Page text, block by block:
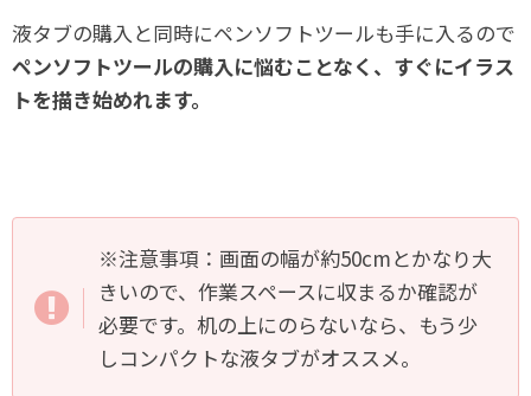
液タブの購入と同時にペンソフトツールも手に入るので
ペンソフトツールの購入に悩むことなく、すぐにイラス
トを描き始めれます。
※注意事項：画面の幅が約50cmとかなり大
きいので、作業スペースに収まるか確認が
必要です。机の上にのらないなら、もう少
しコンパクトな液タブがオススメ。